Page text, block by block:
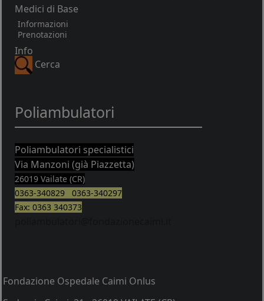
Medici di Base
Informazioni
Prenotazioni
Info
Cerca
Poliambulatori
Poliambulatori specialistici
Via Manzoni (già Piazzetta)
26019 Vailate (CR)
0363-340829 0363-340297
Fax: 0363 340373
Fondazione Ospedale Caimi Onlus